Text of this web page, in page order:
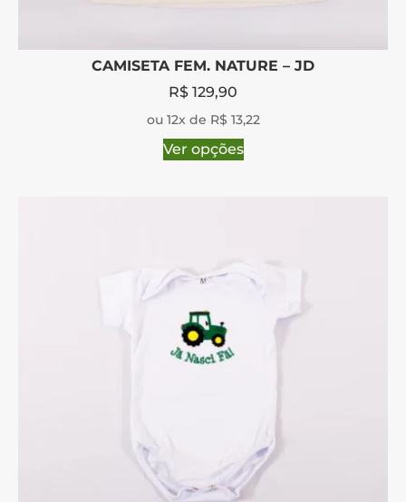
CAMISETA FEM. NATURE – JD
R$ 129,90
ou 12x de R$ 13,22
Ver opções